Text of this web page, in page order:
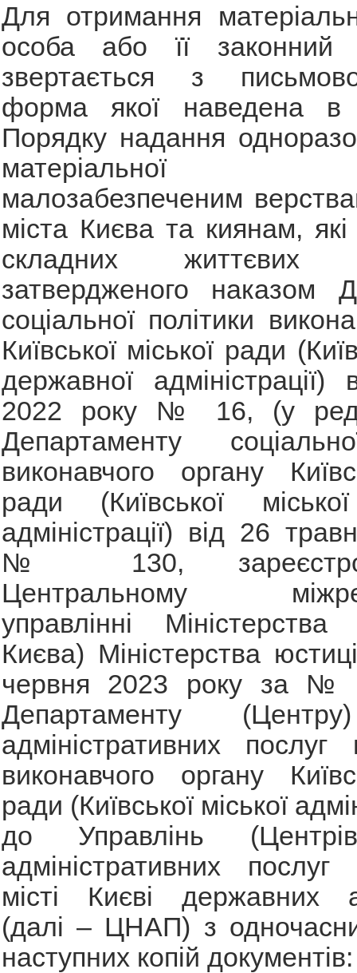
Для отримання
особа або її законний
звертається з
форма якої наведена в
Порядку надання
матеріальної
малозабезпеченим
міста Києва та киянам,
складних життєвих
затвердженого наказом
соціальної політики
Київської міської ради
державної адміністрації)
2022 року № 16, (у
Департаменту
виконавчого органу
ради (Київської
адміністрації) від 26
№ 130,
Центральному
управлінні
Києва) Міністерства
червня 2023 року за №
Департаменту
адміністративних
виконавчого органу
ради (Київської міської
до Управлінь
адміністративних
місті Києві державних
(далі – ЦНАП) з
наступних копій документів: